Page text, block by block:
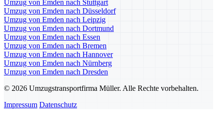
Umzug von Emden nach Stuttgart
Umzug von Emden nach Düsseldorf
Umzug von Emden nach Leipzig
Umzug von Emden nach Dortmund
Umzug von Emden nach Essen
Umzug von Emden nach Bremen
Umzug von Emden nach Hannover
Umzug von Emden nach Nürnberg
Umzug von Emden nach Dresden
© 2026 Umzugstransportfirma Müller. Alle Rechte vorbehalten.
Impressum Datenschutz